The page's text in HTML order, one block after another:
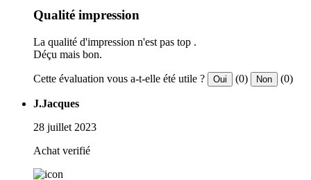
Qualité impression
La qualité d'impression n'est pas top .
Déçu mais bon.
Cette évaluation vous a-t-elle été utile ? Oui (0) Non (0)
J.Jacques
28 juillet 2023
Achat verifié